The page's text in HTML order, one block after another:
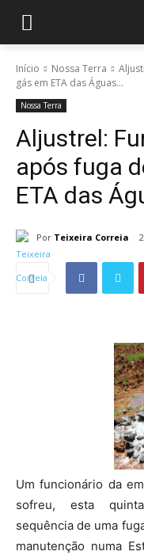
Início Nossa Terra
gás em ETA das Águas...
Nossa Terra
Aljustrel:
após fuga
ETA das
Por Teixeira Correia
Um funcionário da
sofreu, esta
sequência de uma
manutenção numa